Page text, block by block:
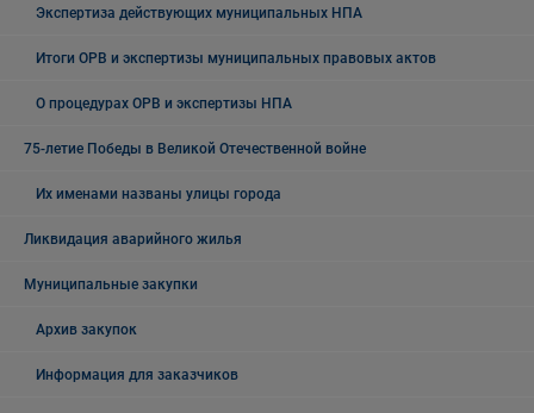
Экспертиза действующих муниципальных НПА
Итоги ОРВ и экспертизы муниципальных правовых актов
О процедурах ОРВ и экспертизы НПА
75-летие Победы в Великой Отечественной войне
Их именами названы улицы города
Ликвидация аварийного жилья
Муниципальные закупки
Архив закупок
Информация для заказчиков